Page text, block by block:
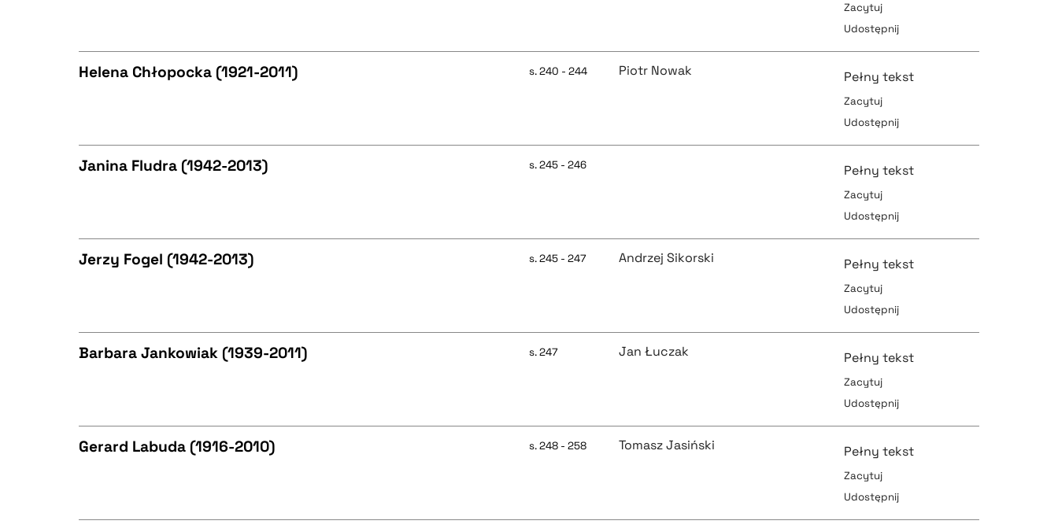
pobierz cytat
Zacytuj
Udostępnij
pobierz cytat
Helena Chłopocka (1921-2011) s. 240 - 244 Piotr Nowak Pełny tekst
Zacytuj
Udostępnij
pobierz cytat
Janina Fludra (1942-2013) s. 245 - 246 Pełny tekst
Zacytuj
Udostępnij
pobierz cytat
Jerzy Fogel (1942-2013) s. 245 - 247 Andrzej Sikorski Pełny tekst
Zacytuj
Udostępnij
pobierz cytat
Barbara Jankowiak (1939-2011) s. 247 Jan Łuczak Pełny tekst
Zacytuj
Udostępnij
pobierz cytat
Gerard Labuda (1916-2010) s. 248 - 258 Tomasz Jasiński Pełny tekst
Zacytuj
Udostępnij